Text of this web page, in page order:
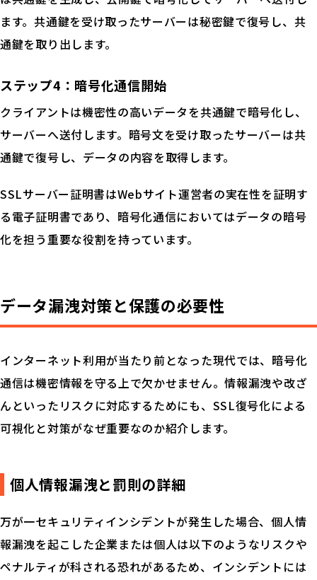
ます。共通鍵を受け取ったサーバーは秘密鍵で復号し、共
通鍵を取り出します。
ステップ4：暗号化通信開始
クライアントは機密性の高いデータを共通鍵で暗号化し、
サーバーへ送付します。暗号文を受け取ったサーバーは共
通鍵で復号し、データの内容を取得します。
SSLサーバー証明書はWebサイト運営者の実在性を証明す
る電子証明書であり、暗号化通信においてはデータの暗号
化を担う重要な役割を持っています。
データ漏洩対策と保護の必要性
インターネット利用が当たり前となった現代では、暗号化
通信は機密情報を守る上で欠かせません。情報漏洩や改ざ
んといったリスクに対応するためにも、SSL復号化による
可視化と対策がなぜ重要なのか紹介します。
個人情報漏洩と罰則の詳細
万が一セキュリティインシデントが発生した場合、個人情
報漏洩を起こした企業または個人は以下のようなリスクや
ペナルティが科される恐れがあるため、インシデントには